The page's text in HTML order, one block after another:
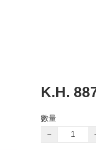
K.H.
數量
−